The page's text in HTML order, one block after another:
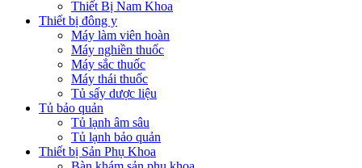
Thiết Bị Nam Khoa
Thiết bị đông y
Máy làm viên hoàn
Máy nghiền thuốc
Máy sắc thuốc
Máy thái thuốc
Tủ sấy dược liệu
Tủ bảo quản
Tủ lạnh âm sâu
Tủ lạnh bảo quản
Thiết bị Sản Phụ Khoa